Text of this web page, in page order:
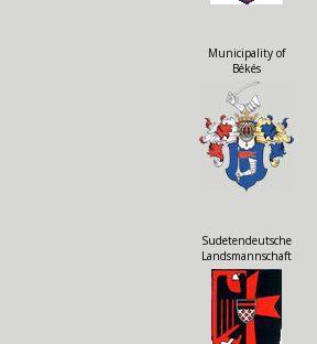
Municipality of
Békés
Sudetendeutsche
Landsmannschaft